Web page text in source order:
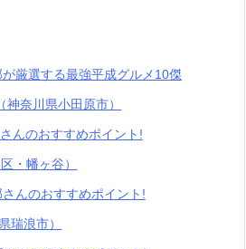
厳選する最強平成グルメ10傑
（神奈川県小田原市）
んのおすすめポイント!
・幡ヶ谷）
んのおすすめポイント!
瑞浪市）